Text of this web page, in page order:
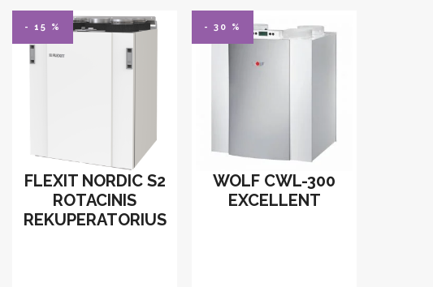
- 15 %
FLEXIT NORDIC S2
ROTACINIS
REKUPERATORIUS
- 30 %
WOLF CWL-300
EXCELLENT